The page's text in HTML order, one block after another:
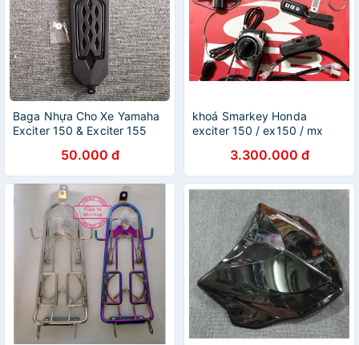
Baga Nhựa Cho Xe Yamaha
Exciter 150 & Exciter 155
50.000 đ
khoá Smarkey Honda
exciter 150 / ex150 / mx
3.300.000 đ